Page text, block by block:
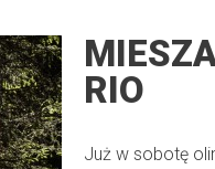
RIO
Już w sobotę